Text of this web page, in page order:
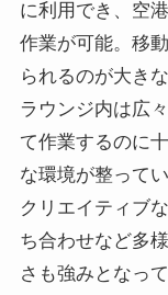
に利用でき、空
作業が可能。移
られるのが大き
ラウンジ内は広
て作業するのに
な環境が整って
クリエイティブ
ち合わせなど多
さも強みとなっ